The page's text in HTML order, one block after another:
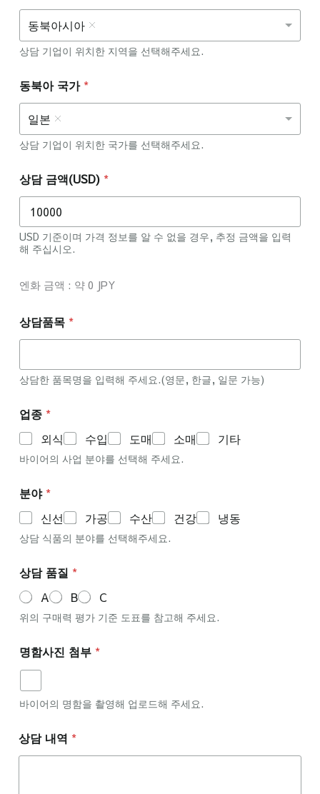
동북아시아
상담 기업이 위치한 지역을 선택해주세요.
동북아 국가 *
일본
상담 기업이 위치한 국가를 선택해주세요.
상담 금액(USD) *
USD 기준이며 가격 정보를 알 수 없을 경우, 추정 금액을 입력
해 주십시오.
엔화 금액 : 약 0 JPY
상담품목 *
상담한 품목명을 입력해 주세요.(영문, 한글, 일문 가능)
업종 *
외식
수입 도매 소매 기타
바이어의 사업 분야를 선택해 주세요.
분야 *
신선
가공 수산 건강 냉동
상담 식품의 분야를 선택해주세요.
상담 품질 *
A
B C
위의 구매력 평가 기준 도표를 참고해 주세요.
명함사진 첨부 *
바이어의 명함을 촬영해 업로드해 주세요.
상담 내역 *